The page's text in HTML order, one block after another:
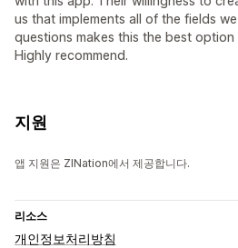
us that implements all of the fields
questions makes this the best
Highly recommend.
지원
앱 지원은 ZINation에서 제공합니다.
리소스
개인정보처리방침